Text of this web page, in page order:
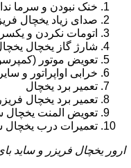
خنک نبودن و سرما
صدای زیاد یخچال
اتومات نکردن و
شارژ گاز یخچال
تعویض موتور
خرابی اواپراتور و
تعمیر برد یخچال
تعمیر برد یخچال
تعویض المنت
تعمیرات درب
ارور یخچال فریزر و ساید